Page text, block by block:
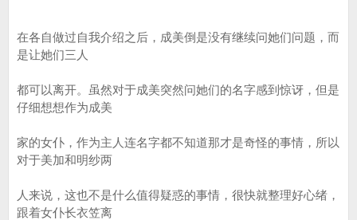
在各自做过自我介绍之后，成美倒是没有继续问她们问题，而
是让她们三人
都可以离开。虽然对于成美突然问她们的名字感到惊讶，但是
仔细想想作为成美
家的女仆，作为主人连名字都不知道那才是奇怪的事情，所以
对于美加和明纱两
人来说，这也不是什么值得疑惑的事情，很快就整理好心绪，
跟着女仆长衣笠离